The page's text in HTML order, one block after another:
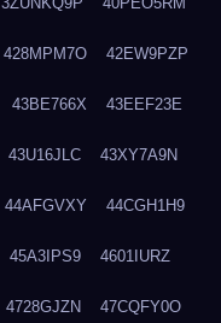
428MPM7O 42EW9PZP
43BE766X 43EEF23E
43U16JLC 43XY7A9N
44AFGVXY 44CGH1H9
45A3IPS9 4601IURZ
4728GJZN 47CQFY0O